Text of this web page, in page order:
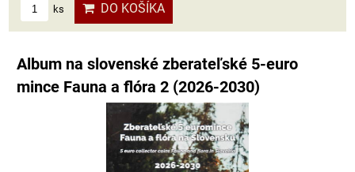
ks DO KOŠÍKA
Album na slovenské zberateľské 5-euro
mince Fauna a flóra 2 (2026-2030)